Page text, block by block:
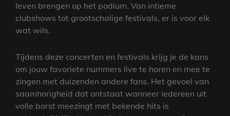
leven brengen op het podium. Van intieme
clubshows tot grootschalige festivals, er is voor elk
wat wils.
Tijdens deze concerten en festivals krijg je de kans
om jouw favoriete nummers live te horen en mee te
zingen met duizenden andere fans. Het gevoel van
saamhorigheid dat ontstaat wanneer iedereen uit
volle borst meezingt met bekende hits is